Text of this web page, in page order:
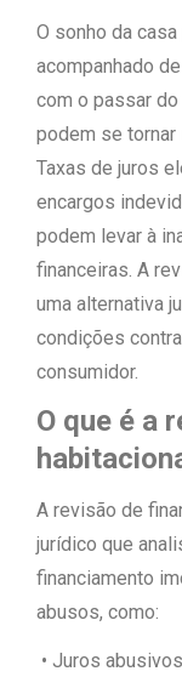
O sonho da
acompanhado
com o passar
podem se tornar
Taxas de juros
encargos
podem levar à
financeiras. A
uma alternativa
condições
consumidor.
O que é a
A revisão de
jurídico que
financiamento
abusos, como:
• Juros